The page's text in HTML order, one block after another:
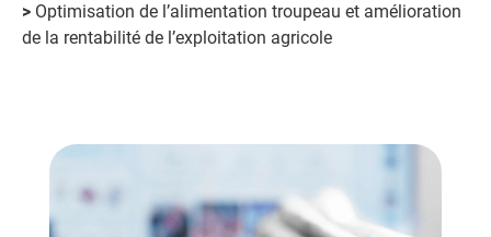
> Optimisation de l’alimentation troupeau et amélioration
de la rentabilité de l’exploitation agricole